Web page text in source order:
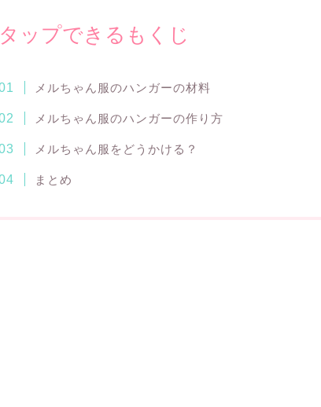
タップできるもくじ
メルちゃん服のハンガーの材料
メルちゃん服のハンガーの作り方
メルちゃん服をどうかける？
まとめ